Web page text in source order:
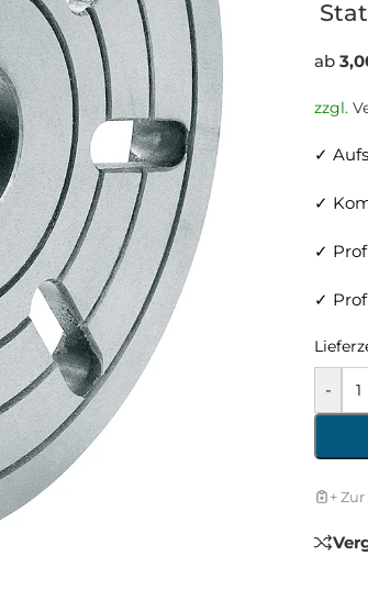
ab
zzgl.
✓
✓
✓
✓
-
+